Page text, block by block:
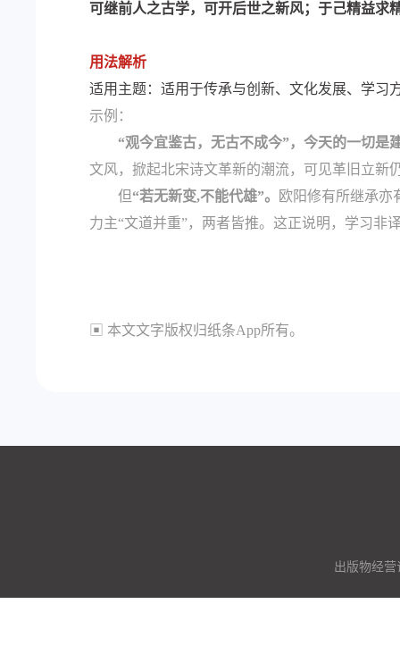
可继前人之古学，可开后世之新风；于己精益求
用法解析
适用主题：适用于传承与创新、文化发展、学习
示例：
“观今宜鉴古，无古不成今”，今天的一切是
文风，掀起北宋诗文革新的潮流，可见革旧立新
但“若无新变,不能代雄”。
欧阳修有所继承亦
力主“文道并重”，两者皆推。这正说明，学习非
▣ 本文文字版权归纸条App所有。
出版物经营